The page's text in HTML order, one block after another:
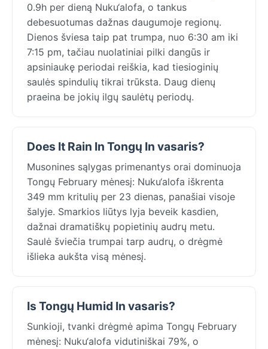
0.9h per dieną Nuku‘alofa, o tankus
debesuotumas dažnas daugumoje regionų.
Dienos šviesa taip pat trumpa, nuo 6:30 am iki
7:15 pm, tačiau nuolatiniai pilki dangūs ir
apsiniaukę periodai reiškia, kad tiesioginių
saulės spindulių tikrai trūksta. Daug dienų
praeina be jokių ilgų saulėtų periodų.
Does It Rain In Tongų In vasaris?
Musonines sąlygas primenantys orai dominuoja
Tongų February mėnesį: Nuku‘alofa iškrenta
349 mm kritulių per 23 dienas, panašiai visoje
šalyje. Smarkios liūtys lyja beveik kasdien,
dažnai dramatiškų popietinių audrų metu.
Saulė šviečia trumpai tarp audrų, o drėgmė
išlieka aukšta visą mėnesį.
Is Tongų Humid In vasaris?
Sunkioji, tvanki drėgmė apima Tongų February
mėnesį: Nuku‘alofa vidutiniškai 79%, o